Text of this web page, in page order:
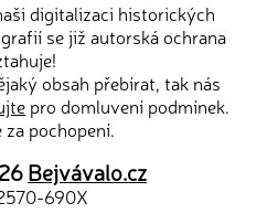
digitalizaci historických
se již autorská ochrana
obsah přebírat, tak nás
pro domluvení podmínek.
za pochopení.
Bejvávalo.cz
690X